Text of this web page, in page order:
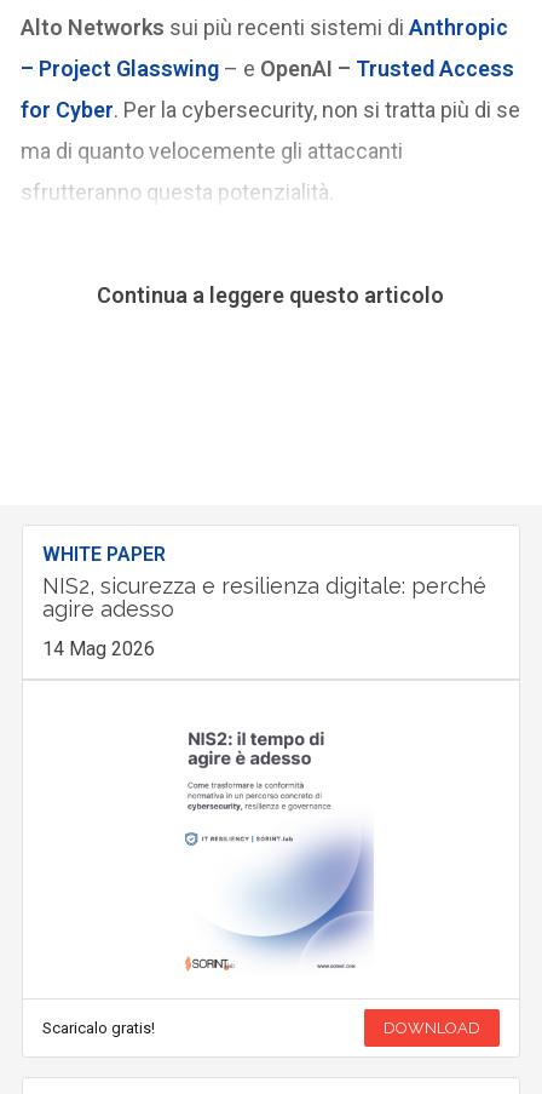
Alto Networks sui più recenti sistemi di Anthropic
– Project Glasswing – e OpenAI – Trusted Access
for Cyber. Per la cybersecurity, non si tratta più di se
ma di quanto velocemente gli attaccanti
sfrutteranno questa potenzialità.
Continua a leggere questo articolo
WHITE PAPER
NIS2, sicurezza e resilienza digitale: perché
agire adesso
14 Mag 2026
Scaricalo gratis! DOWNLOAD